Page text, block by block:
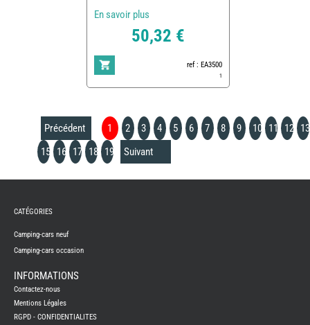
En savoir plus
50,32 €
ref : EA3500
1
Précédent 1 2 3 4 5 6 7 8 9 10 11 12
13
15
16 17 18 19 Suivant
CAMPING-
NEUFS
CAMPING-
CAMPING-
BENIMAR
CAMPING-
CATÉGORIES
Camping-cars neuf
Camping-cars occasion
INFORMATIONS
Contactez-nous
Mentions Légales
RGPD - CONFIDENTIALITES